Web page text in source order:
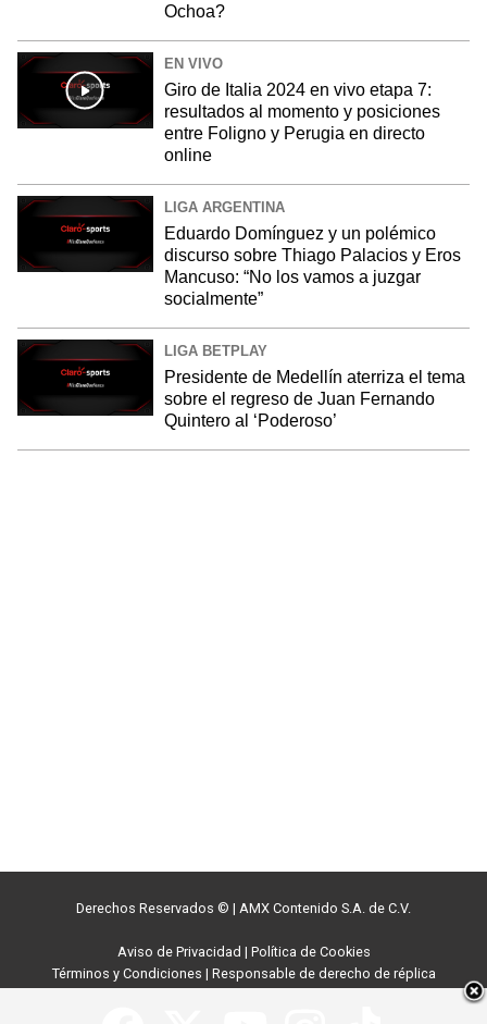
Ochoa?
EN VIVO
Giro de Italia 2024 en vivo etapa 7:
resultados al momento y posiciones
entre Foligno y Perugia en directo
online
LIGA ARGENTINA
Eduardo Domínguez y un polémico
discurso sobre Thiago Palacios y Eros
Mancuso: “No los vamos a juzgar
socialmente”
LIGA BETPLAY
Presidente de Medellín aterriza el tema
sobre el regreso de Juan Fernando
Quintero al ‘Poderoso’
Derechos Reservados © | AMX Contenido S.A. de C.V.
Aviso de Privacidad | Política de Cookies
Términos y Condiciones | Responsable de derecho de réplica